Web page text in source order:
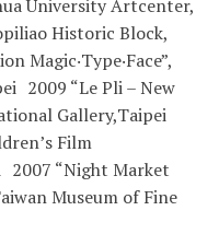
University Artcenter,
Historic Block,
Magic‧Type‧Face”,
2009 “Le Pli – New
Gallery,Taipei
Film
2007 “Night Market
Museum of Fine